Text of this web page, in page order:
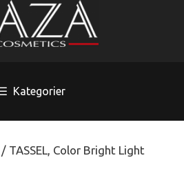
Kategorier
/ TASSEL, Color Bright Light